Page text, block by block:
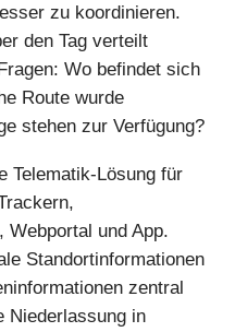
zu koordinieren.
den Tag verteilt
Wo befindet sich
Route wurde
stehen zur Verfügung?
Telematik-Lösung für
Webportal und App.
Standortinformationen
zentral
Niederlassung in